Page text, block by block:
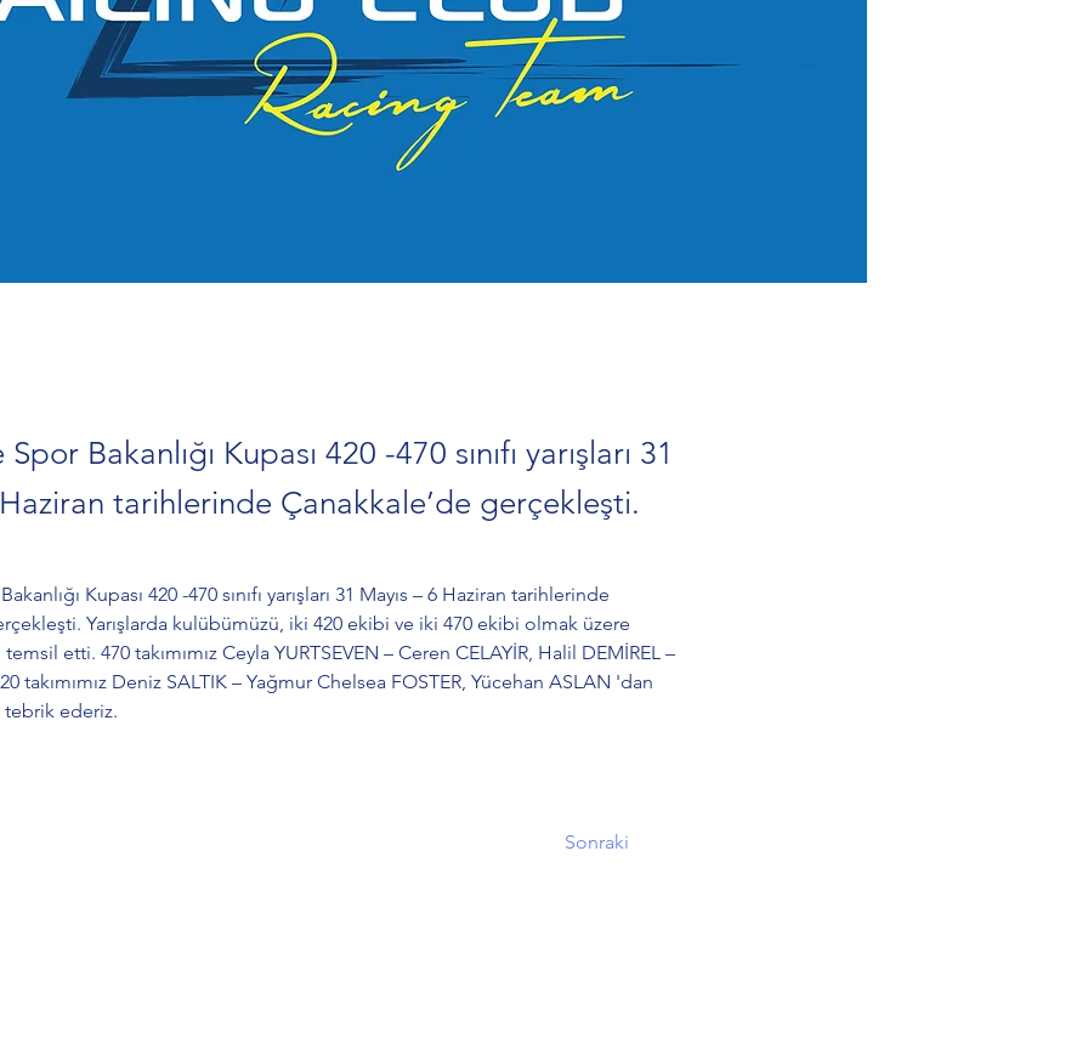
Bakanlığı Kupası 420 -470 sınıfı yarışları 31
tarihlerinde Çanakkale’de gerçekleşti.
Kupası 420 -470 sınıfı yarışları 31 Mayıs – 6 Haziran tarihlerinde
Yarışlarda kulübümüzü, iki 420 ekibi ve iki 470 ekibi olmak üzere
etti. 470 takımımız Ceyla YURTSEVEN – Ceren CELAYİR, Halil DEMİREL –
takımımız Deniz SALTIK – Yağmur Chelsea FOSTER, Yücehan ASLAN 'dan
ederiz.
Sonraki